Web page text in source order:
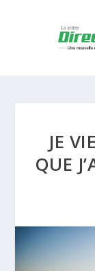
JE
QUE